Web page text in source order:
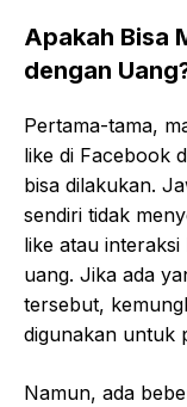
Apakah Bisa
dengan
Pertama-tama,
like di Facebook
bisa dilakukan.
sendiri tidak
like atau
uang. Jika ada
tersebut,
digunakan untuk
Namun, ada